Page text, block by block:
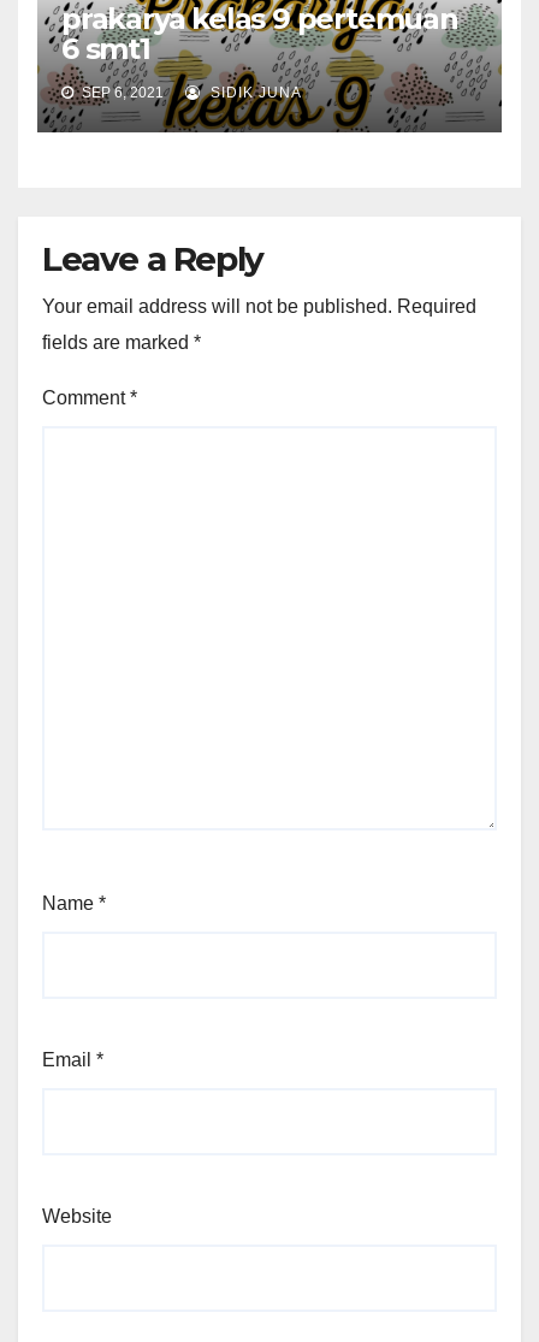
prakarya kelas 9 pertemuan
6 smt1
SEP 6, 2021 SIDIK JUNA
Leave a Reply
Your email address will not be published. Required
fields are marked *
Comment*
Name *
Email *
Website